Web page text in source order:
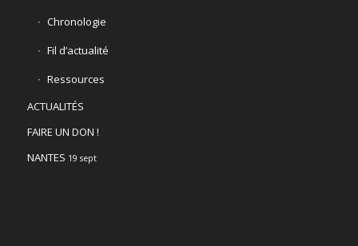
Chronologie
Fil d’actualité
Ressources
ACTUALITÉS
FAIRE UN DON !
NANTES 19 sept